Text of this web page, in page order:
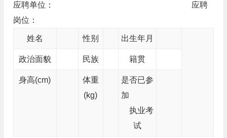
应聘单位： 应聘
岗位：
姓名 性别 出生年月
政治面貌 民族 籍贯
身高(cm)
体重
(kg)
是否已参
加
执业考
试